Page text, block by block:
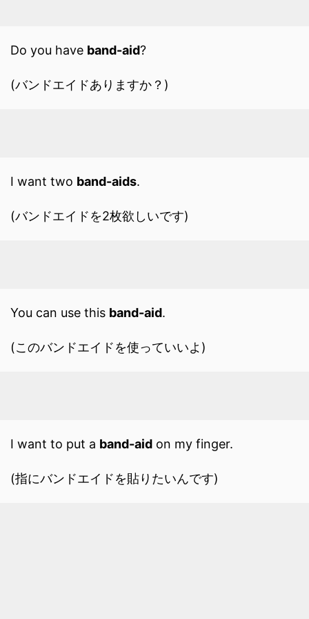
Do you have band-aid?
(バンドエイドありますか？)
I want two band-aids.
(バンドエイドを2枚欲しいです)
You can use this band-aid.
(このバンドエイドを使っていいよ)
I want to put a band-aid on my finger.
(指にバンドエイドを貼りたいんです)